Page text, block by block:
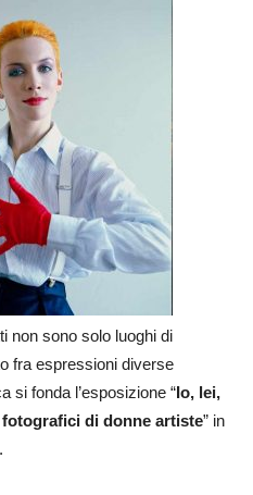
non sono solo luoghi di
fra espressioni diverse
si fonda l’esposizione “Io, lei,
di donne artiste” in